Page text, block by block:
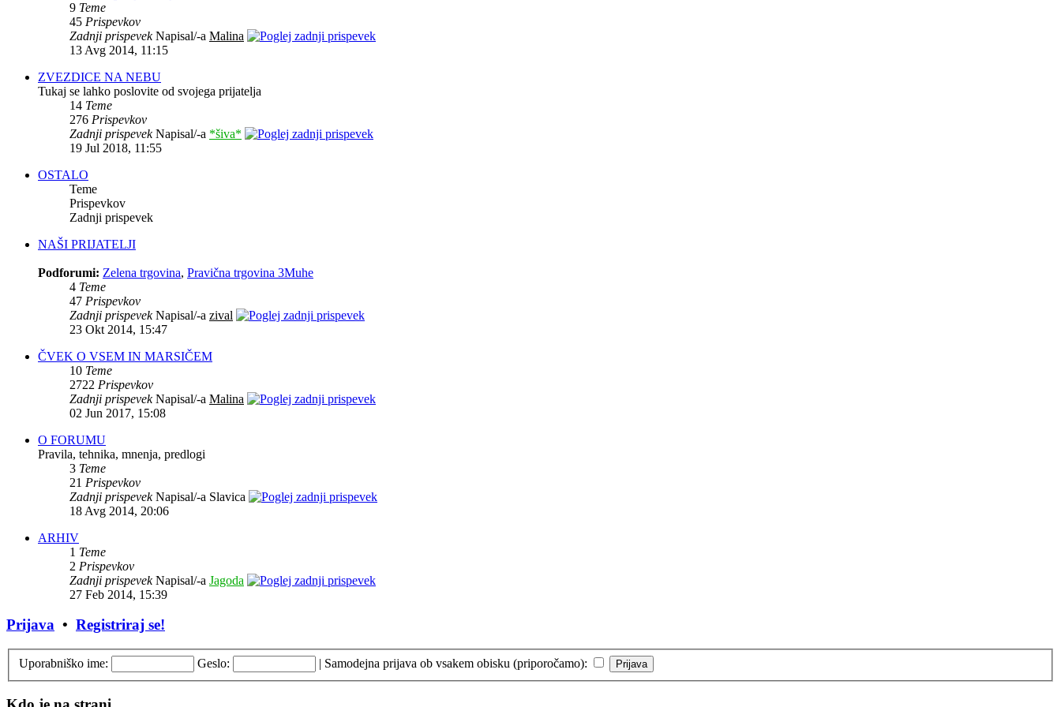
9 Teme
45 Prispevkov
Zadnji prispevekNapisal/-a Malina
13 Avg 2014, 11:15
ZVEZDICE NA NEBU
Tukaj se lahko poslovite od svojega prijatelja
14 Teme
276 Prispevkov
Zadnji prispevekNapisal/-a *šiva*
19 Jul 2018, 11:55
OSTALO
Teme
Prispevkov
Zadnji prispevek
NAŠI PRIJATELJI
Podforumi: Zelena trgovina, Pravična trgovina 3Muhe
4 Teme
47 Prispevkov
Zadnji prispevekNapisal/-a zival
23 Okt 2014, 15:47
ČVEK O VSEM IN MARSIČEM
10 Teme
2722 Prispevkov
Zadnji prispevekNapisal/-a Malina
02 Jun 2017, 15:08
O FORUMU
Pravila, tehnika, mnenja, predlogi
3 Teme
21 Prispevkov
Zadnji prispevekNapisal/-a Slavica
18 Avg 2014, 20:06
ARHIV
1 Teme
2 Prispevkov
Zadnji prispevekNapisal/-a Jagoda
27 Feb 2014, 15:39
Prijava • Registriraj se!
Uporabniško ime: Geslo: | Samodejna prijava ob vsakem obisku (priporočamo):